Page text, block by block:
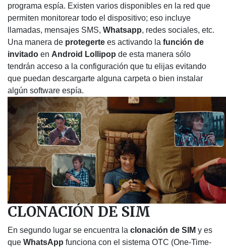
programa espía. Existen varios disponibles en la red que
permiten monitorear todo el dispositivo; eso incluye
llamadas, mensajes SMS, Whatsapp, redes sociales, etc.
Una manera de protegerte es activando la función de
invitado en Android Lollipop de esta manera sólo
tendrán acceso a la configuración que tu elijas evitando
que puedan descargarte alguna carpeta o bien instalar
algún software espía.
CLONACIÓN DE SIM
En segundo lugar se encuentra la clonación de SIM y es
que WhatsApp funciona con el sistema OTC (One-Time-